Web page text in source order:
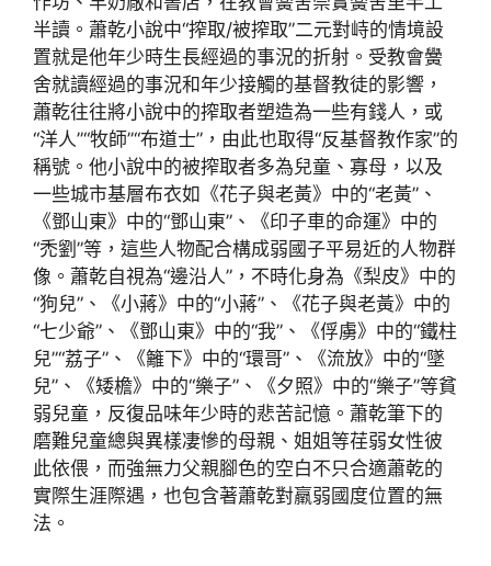
半讀。蕭乾小說中“搾取/被搾取”二元對峙的情境設
置就是他年少時生長經過的事況的折射。受教會黌
舍就讀經過的事況和年少接觸的基督教徒的影響，
蕭乾往往將小說中的搾取者塑造為一些有錢人，或
“洋人”“牧師”“布道士”，由此也取得“反基督教作家”的
稱號。他小說中的被搾取者多為兒童、寡母，以及
一些城市基層布衣如《花子與老黃》中的“老黃”、
《鄧山東》中的“鄧山東”、《印子車的命運》中的
“禿劉”等，這些人物配合構成弱國子平易近的人物群
像。蕭乾自視為“邊沿人”，不時化身為《梨皮》中的
“狗兒”、《小蔣》中的“小蔣”、《花子與老黃》中的
“七少爺”、《鄧山東》中的“我”、《俘虜》中的“鐵柱
兒”“荔子”、《籬下》中的“環哥”、《流放》中的“墜
兒”、《矮檐》中的“樂子”、《夕照》中的“樂子”等貧
弱兒童，反復品味年少時的悲苦記憶。蕭乾筆下的
磨難兒童總與異樣凄慘的母親、姐姐等荏弱女性彼
此依偎，而強無力父親腳色的空白不只合適蕭乾的
實際生涯際遇，也包含著蕭乾對羸弱國度位置的無
法。